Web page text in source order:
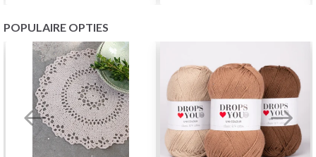
POPULAIRE OPTIES